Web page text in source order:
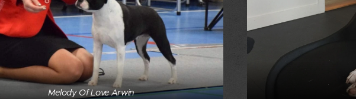
Melody Of Love Arwin